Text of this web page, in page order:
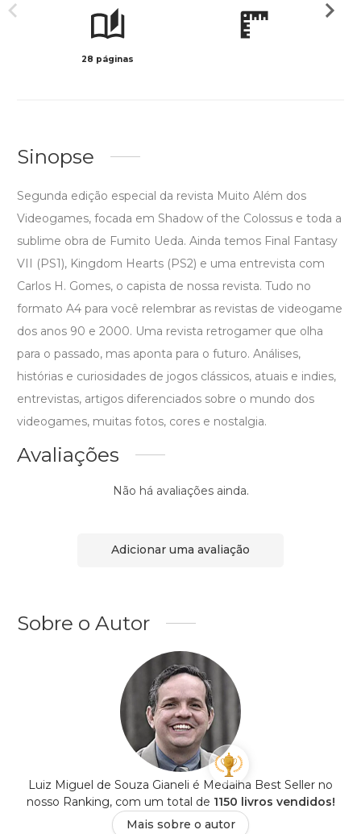
28 páginas
Sinopse
Segunda edição especial da revista Muito Além dos
Videogames, focada em Shadow of the Colossus e toda a
sublime obra de Fumito Ueda. Ainda temos Final Fantasy
VII (PS1), Kingdom Hearts (PS2) e uma entrevista com
Carlos H. Gomes, o capista de nossa revista. Tudo no
formato A4 para você relembrar as revistas de videogame
dos anos 90 e 2000. Uma revista retrogamer que olha
para o passado, mas aponta para o futuro. Análises,
histórias e curiosidades de jogos clássicos, atuais e indies,
entrevistas, artigos diferenciados sobre o mundo dos
videogames, muitas fotos, cores e nostalgia.
Avaliações
Não há avaliações ainda.
Adicionar uma avaliação
Sobre o Autor
Luiz Miguel de Souza Gianeli é Medalha Best Seller no
nosso Ranking, com um total de 1150 livros vendidos!
Mais sobre o autor